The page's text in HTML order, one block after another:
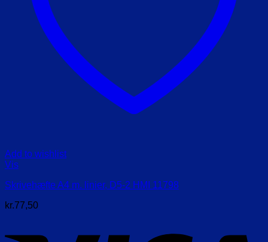
Add to wishlist
Vis
Skrivehæfte A4 m. linier, D5-2 HMI 11798
kr.77,50